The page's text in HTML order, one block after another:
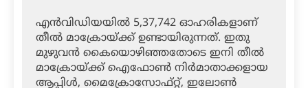
എന്‍വിഡിയയില്‍ 5,37,742 ഓഹരികളാണ്
തീല്‍ മാക്രോയ്ക്ക് ഉണ്ടായിരുന്നത്. ഇതു
മുഴുവന്‍ കൈയൊഴിഞ്ഞതോടെ ഇനി തീല്‍
മാക്രോയ്ക്ക് ഐഫോണ്‍ നിര്‍മാതാക്കളായ
ആപ്പിള്‍, മൈക്രോസോഫ്റ്റ്, ഇലോണ്‍